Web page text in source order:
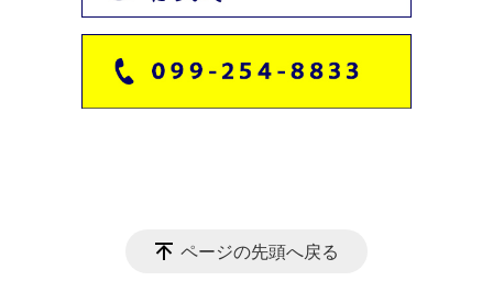
ページの先頭へ戻る